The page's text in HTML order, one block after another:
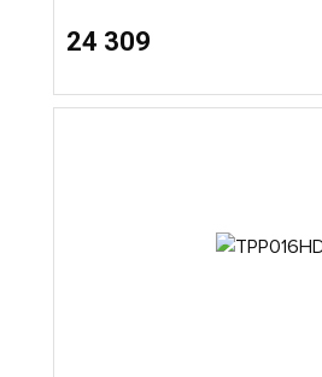
24 309